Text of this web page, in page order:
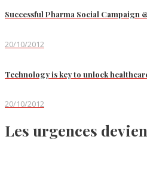
Successful Pharma Social
20/10/2012
Technology is key to unlock
20/10/2012
Les urgences